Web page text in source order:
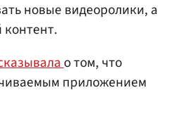
новые видеоролики, а
о том, что
приложением